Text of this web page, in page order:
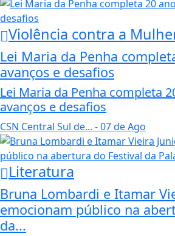
Violência contra a
Lei Maria da Penha
avanços e desafios
Lei Maria da Penha completa
avanços e desafios
CSN Central Sul de... - 07 de Ago
Literatura
Bruna Lombardi e Itamar
emocionam público na
da...